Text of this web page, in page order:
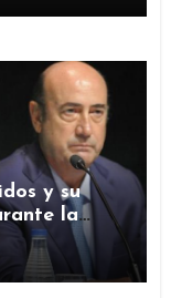
y su
la